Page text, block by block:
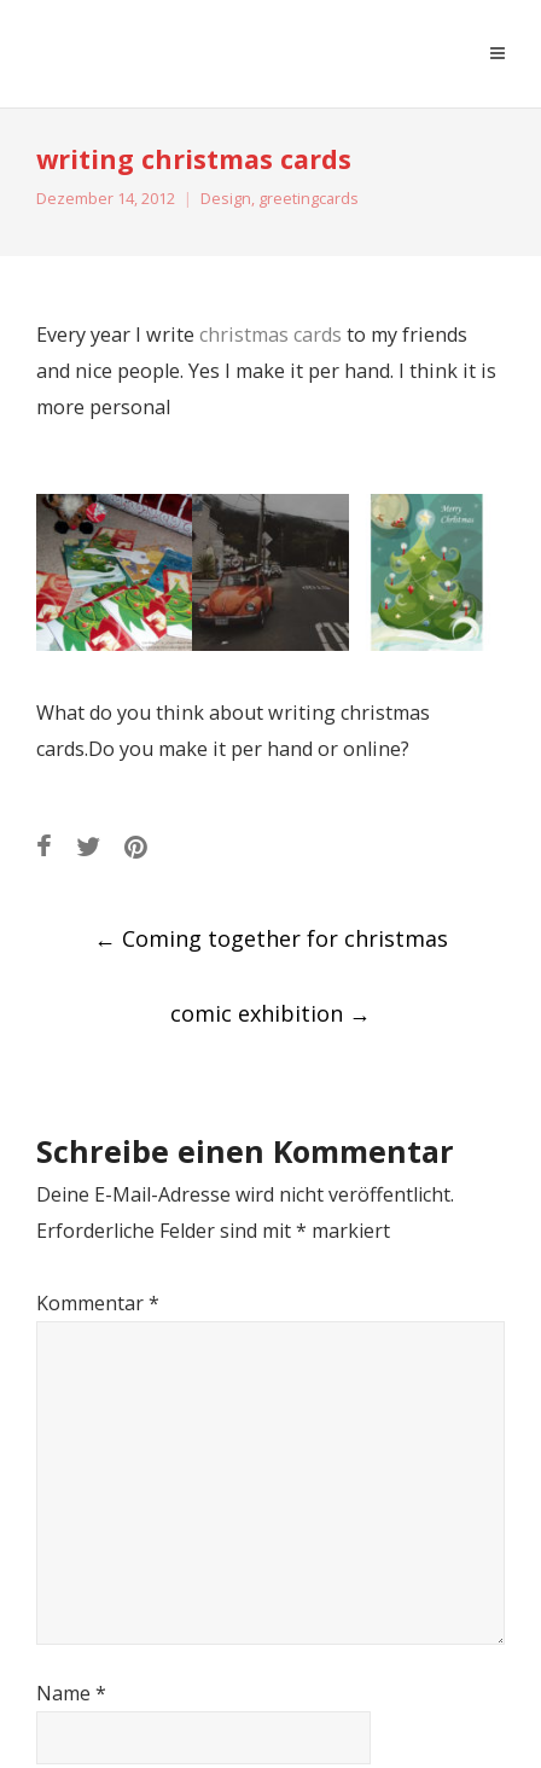
writing christmas cards
Dezember 14, 2012 Design, greetingcards
Every year I write christmas cards to my friends
and nice people. Yes I make it per hand. I think it is
more personal
What do you think about writing christmas
cards.Do you make it per hand or online?
Post
navigation
← Coming together for christmas
comic exhibition →
Schreibe einen Kommentar
Deine E-Mail-Adresse wird nicht veröffentlicht.
Erforderliche Felder sind mit* markiert
Kommentar*
Name *